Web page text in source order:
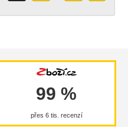
99 %
přes 6 tis. recenzí